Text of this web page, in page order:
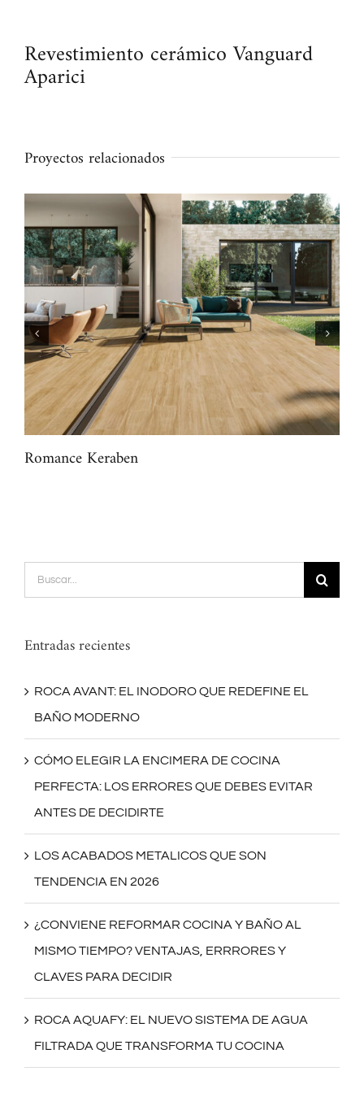
Revestimiento cerámico Vanguard
Aparici
Proyectos relacionados
Romance Keraben
Buscar:
Entradas recientes
ROCA AVANT: EL INODORO QUE REDEFINE EL
BAÑO MODERNO
CÓMO ELEGIR LA ENCIMERA DE COCINA
PERFECTA: LOS ERRORES QUE DEBES EVITAR
ANTES DE DECIDIRTE
LOS ACABADOS METALICOS QUE SON
TENDENCIA EN 2026
¿CONVIENE REFORMAR COCINA Y BAÑO AL
MISMO TIEMPO? VENTAJAS, ERRRORES Y
CLAVES PARA DECIDIR
ROCA AQUAFY: EL NUEVO SISTEMA DE AGUA
FILTRADA QUE TRANSFORMA TU COCINA